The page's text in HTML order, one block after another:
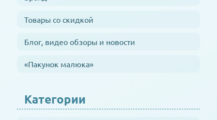
Товары со скидкой
Блог, видео обзоры и новости
«Пакунок малюка»
Категории